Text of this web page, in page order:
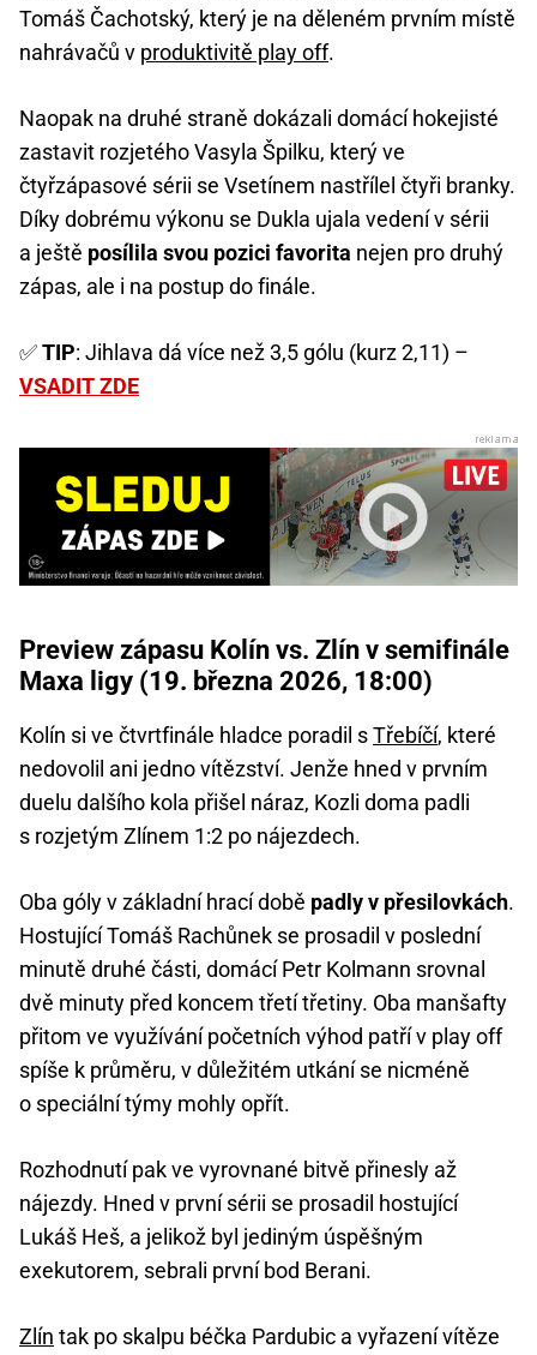
Tomáš Čachotský, který je na děleném prvním místě
nahrávačů v produktivitě play off.
Naopak na druhé straně dokázali domácí hokejisté
zastavit rozjetého Vasyla Špilku, který ve
čtyřzápasové sérii se Vsetínem nastřílel čtyři branky.
Díky dobrému výkonu se Dukla ujala vedení v sérii
a ještě posílila svou pozici favorita nejen pro druhý
zápas, ale i na postup do finále.
✅TIP: Jihlava dá více než 3,5 gólu (kurz 2,11) –
VSADIT ZDE
Preview zápasu Kolín vs. Zlín v semifinále
Maxa ligy (19. března 2026, 18:00)
Kolín si ve čtvrtfinále hladce poradil sTřebíčí, které
nedovolil ani jedno vítězství. Jenže hned v prvním
duelu dalšího kola přišel náraz, Kozli doma padli
s rozjetým Zlínem 1:2 po nájezdech.
Oba góly v základní hrací době padly v přesilovkách.
Hostující Tomáš Rachůnek se prosadil v poslední
minutě druhé části, domácí Petr Kolmann srovnal
dvě minuty před koncem třetí třetiny. Oba manšafty
přitom ve využívání početních výhod patří v play off
spíše k průměru, v důležitém utkání se nicméně
o speciální týmy mohly opřít.
Rozhodnutí pak ve vyrovnané bitvě přinesly až
nájezdy. Hned v první sérii se prosadil hostující
Lukáš Heš, a jelikož byl jediným úspěšným
exekutorem, sebrali první bod Berani.
Zlín tak po skalpu béčka Pardubic a vyřazení vítěze